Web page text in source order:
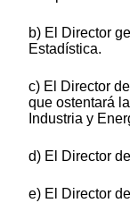
b) El Director
Estadística.
c) El Director
que ostentará
Industria y
d) El Director
e) El Director